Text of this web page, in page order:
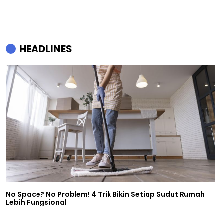
HEADLINES
No Space? No Problem! 4 Trik Bikin Setiap Sudut Rumah
Lebih Fungsional